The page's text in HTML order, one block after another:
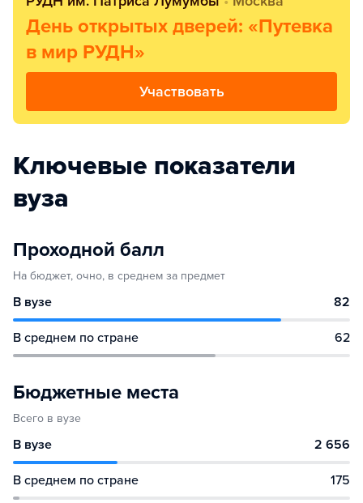
День открытых дверей: «Путевка
в мир РУДН»
Участвовать
Ключевые показатели
вуза
Проходной балл
На бюджет, очно, в среднем за предмет
В вузе 82
В среднем по стране 62
Бюджетные места
Всего в вузе
В вузе 2 656
В среднем по стране 175